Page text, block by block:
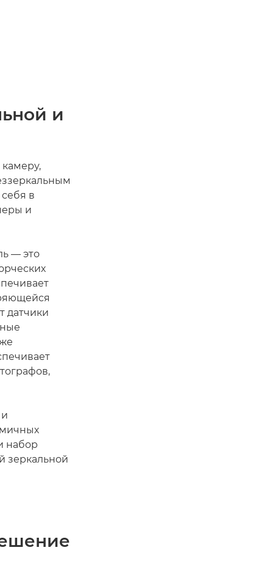
и
в
и
— это
датчики
набор
зеркальной